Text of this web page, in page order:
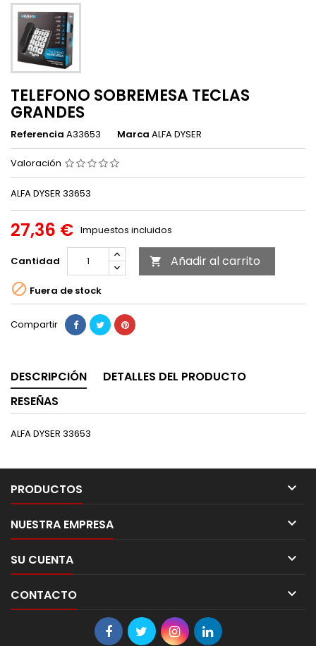
TELEFONO SOBREMESA TECLAS
GRANDES
Referencia A33653 Marca ALFA DYSER
Valoración
ALFA DYSER 33653
27,36 € Impuestos incluidos
Cantidad  Añadir al carrito
 Fuera de stock
Compartir
DESCRIPCIÓN
DETALLES DEL PRODUCTO
RESEÑAS
ALFA DYSER 33653
PRODUCTOS 
NUESTRA EMPRESA 
SU CUENTA 
CONTACTO 